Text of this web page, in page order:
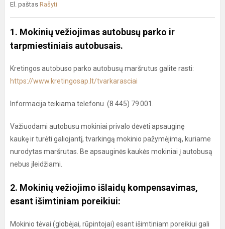
El. paštas Rašyti
1. Mokinių vežiojimas autobusų parko ir
tarpmiestiniais autobusais.
Kretingos autobuso parko autobusų maršrutus galite rasti:
https://www.kretingosap.lt/tvarkarasciai
Informacija teikiama telefonu (8 445) 79 001.
Važiuodami autobusu mokiniai privalo dėvėti apsauginę
kaukę ir turėti galiojantį, tvarkingą mokinio pažymėjimą, kuriame
nurodytas maršrutas. Be apsauginės kaukės mokiniai į autobusą
nebus įleidžiami.
2. Mokinių vežiojimo išlaidų kompensavimas,
esant išimtiniam poreikiui:
Mokinio tėvai (globėjai, rūpintojai) esant išimtiniam poreikiui gali